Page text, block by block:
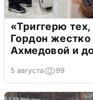
«Триггерю
Гордон
Ахмедовой и
5 августа 99